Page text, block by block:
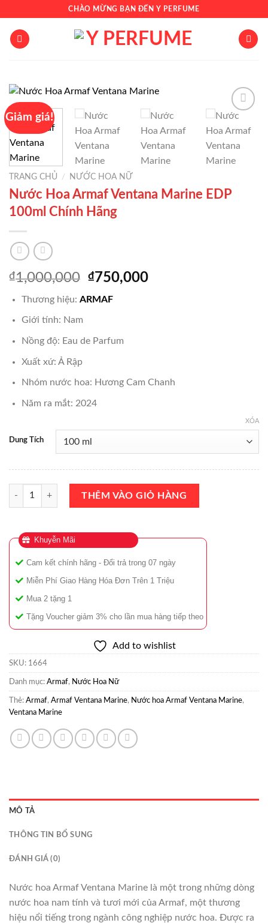
nội
dung
CHÀO MỪNG BẠN ĐẾN Y PERFUME
Giảm giá!
Add to
TRANG CHỦ / NƯỚC HOA NỮ
Nước Hoa Armaf Ventana Marine EDP
100ml Chính Hãng
₫1,000,000 Giá
là:
₫750,000Giá
Thương hiệu: ARMAF
Giới tính: Nam
Nồng độ: Eau de Parfum
Xuất xứ: Ả Rập
Nhóm nước hoa: Hương Cam Chanh
Năm ra mắt: 2024
Dung Tích
XÓA
Nước Hoa Armaf Ventana Marine EDP 100ml Chính Hãng số lượng
THÊM VÀO GIỎ HÀNG
Khuyễn Mãi
Cam kết chính hãng - Đổi trả trong 07 ngày
Miễn Phí Giao Hàng Hóa Đơn Trên 1 Triệu
Mua 2 tặng 1
Tặng Voucher giảm 3% cho lần mua hàng tiếp theo
Add to wishlist
SKU: 1664
Danh mục: Armaf, Nước Hoa Nữ
Thẻ: Armaf, Armaf Ventana Marine, Nước hoa Armaf Ventana Marine,
Ventana Marine
MÔ TẢ
THÔNG TIN BỔ SUNG
ĐÁNH GIÁ (0)
Nước hoa Armaf Ventana Marine là một trong những dòng
nước hoa nam tính và tươi mới của Armaf, một thương
hiệu nổi tiếng trong ngành công nghiệp nước hoa. Được ra